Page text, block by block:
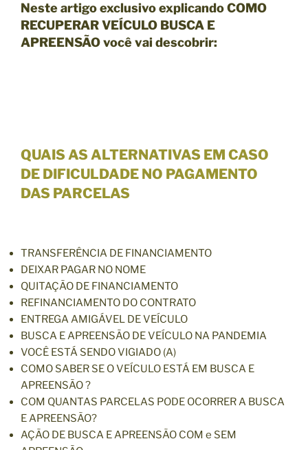
Neste artigo exclusivo explicando COMO
RECUPERAR VEÍCULO BUSCA E
APREENSÃO você vai descobrir:
QUAIS AS ALTERNATIVAS EM CASO
DE DIFICULDADE NO PAGAMENTO
DAS PARCELAS
TRANSFERÊNCIA DE FINANCIAMENTO
DEIXAR PAGAR NO NOME
QUITAÇÃO DE FINANCIAMENTO
REFINANCIAMENTO DO CONTRATO
ENTREGA AMIGÁVEL DE VEÍCULO
BUSCA E APREENSÃO DE VEÍCULO NA PANDEMIA
VOCÊ ESTÁ SENDO VIGIADO (A)
COMO SABER SE O VEÍCULO ESTÁ EM BUSCA E
APREENSÃO ?
COM QUANTAS PARCELAS PODE OCORRER A BUSCA
E APREENSÃO?
AÇÃO DE BUSCA E APREENSÃO COM e SEM